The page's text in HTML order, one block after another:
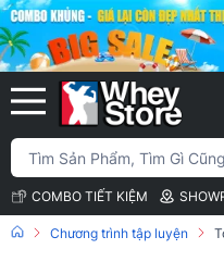
COMBO TIẾT KIỆM
Chương trình tập luyện